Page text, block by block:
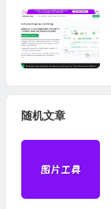
随机文章